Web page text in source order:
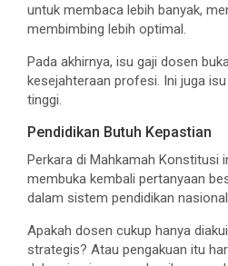
untuk membaca lebih banyak,
membimbing lebih optimal.
Pada akhirnya, isu gaji dosen
kesejahteraan profesi. Ini juga
tinggi.
Pendidikan Butuh Kepastian
Perkara di Mahkamah Konstitusi
membuka kembali pertanyaan
dalam sistem pendidikan
Apakah dosen cukup hanya
strategis? Atau pengakuan itu